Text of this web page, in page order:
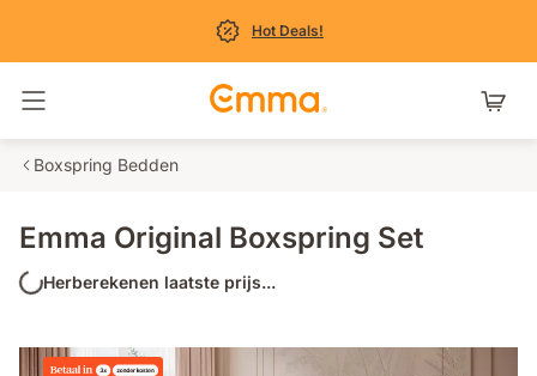
Hot Deals!
Navigatie in- en uitschakelen
Boxspring Bedden
Emma Original Boxspring Set
Herberekenen laatste prijs...